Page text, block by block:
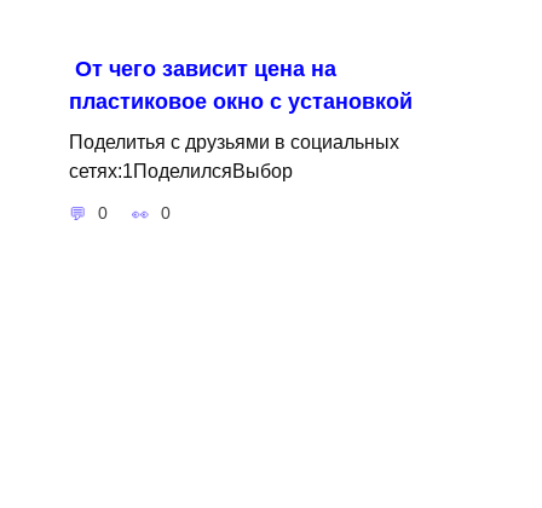
От чего зависит цена на
пластиковое окно с установкой
Поделитья с друзьями в социальных
сетях:1ПоделилсяВыбор
0 0